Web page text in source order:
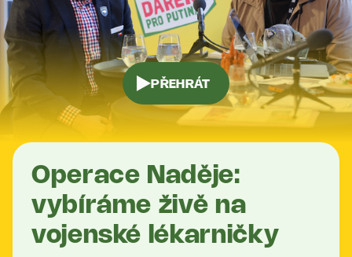
PŘEHRÁT
Operace Naděje:
vybíráme živě na
vojenské lékarničky